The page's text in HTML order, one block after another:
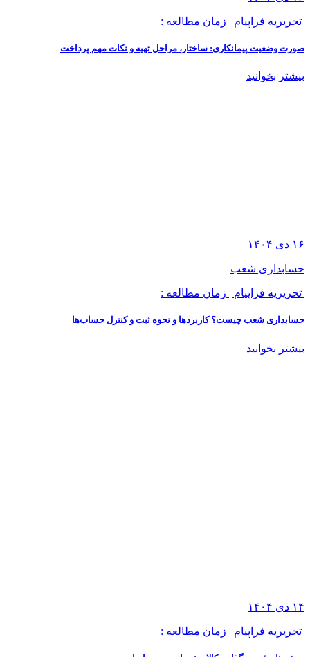
تحریریه فراپیام | زمان مطالعه :
صورت وضعیت پیمانکاری: ساختار، مراحل تهیه و نکات مهم پرداخت
بیشتر بخوانید
۱۶ دی ۱۴۰۴
حسابداری شعب
تحریریه فراپیام | زمان مطالعه :
حسابداری شعب چیست؟ کاربردها و نحوه ثبت و کنترل حساب‌ها
بیشتر بخوانید
۱۴ دی ۱۴۰۴
تحریریه فراپیام | زمان مطالعه :